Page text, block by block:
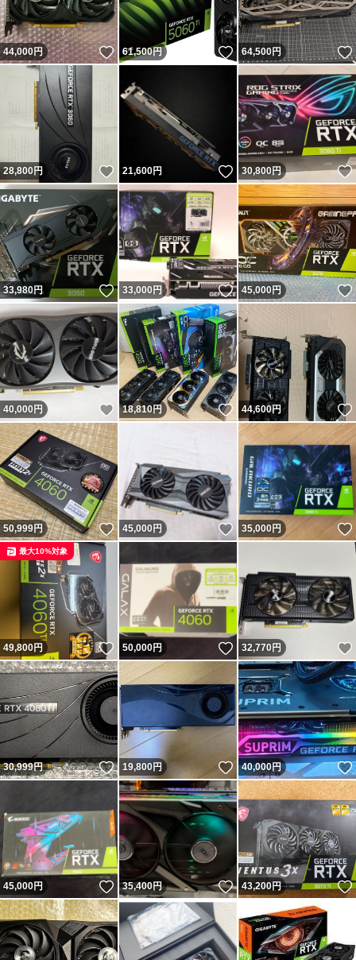
44,000円 いいね！
61,500円 いいね！
64,500円
28,800円 いいね！
21,600円 いいね！
30,800円
33,980円 いいね！
33,000 円 いいね！
45,000円
40,000 円 いいね！
18,810円 いいね！
44,600円
50,999円 いいね！
45,000円 いいね！
35,000円
49,800円 いいね！
最大10%対象
50,000円 いいね！
32,770円
30,999円 いいね！
19,800円 いいね！
40,000円
45,000円 いいね！
35,400円 いいね！
43,200円